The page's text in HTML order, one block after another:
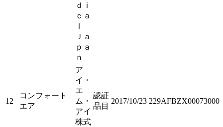
ｄｉ
ｃａ
ｌ
Ｊａ
ｐａ
ｎ
12
コンフォート
エア
ア
イ・
エ
ム・
アイ
株式
認証
品目
2017/10/23 229AFBZX00073000